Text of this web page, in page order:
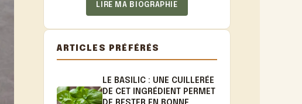
LIRE MA BIOGRAPHIE
ARTICLES PRÉFÉRÉS
LE BASILIC : UNE CUILLERÉE
DE CET INGRÉDIENT PERMET